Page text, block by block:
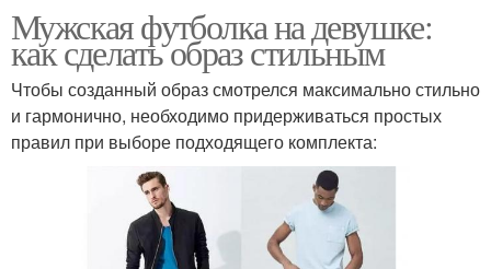
Мужская футболка на девушке:
как сделать образ стильным
Чтобы созданный образ смотрелся максимально стильно
и гармонично, необходимо придерживаться простых
правил при выборе подходящего комплекта: